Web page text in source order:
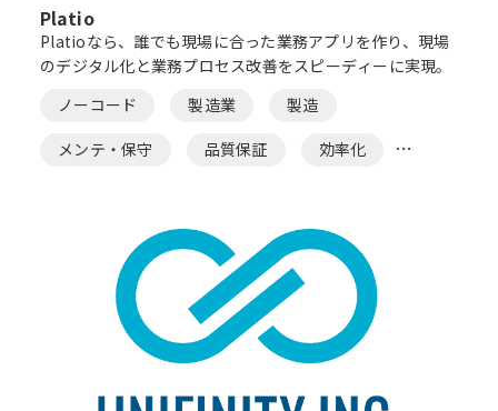
Platio
Platioなら、誰でも現場に合った業務アプリを作り、現場
のデジタル化と業務プロセス改善をスピーディーに実現。
ノーコード
製造業
製造
メンテ・保守
品質保証
効率化